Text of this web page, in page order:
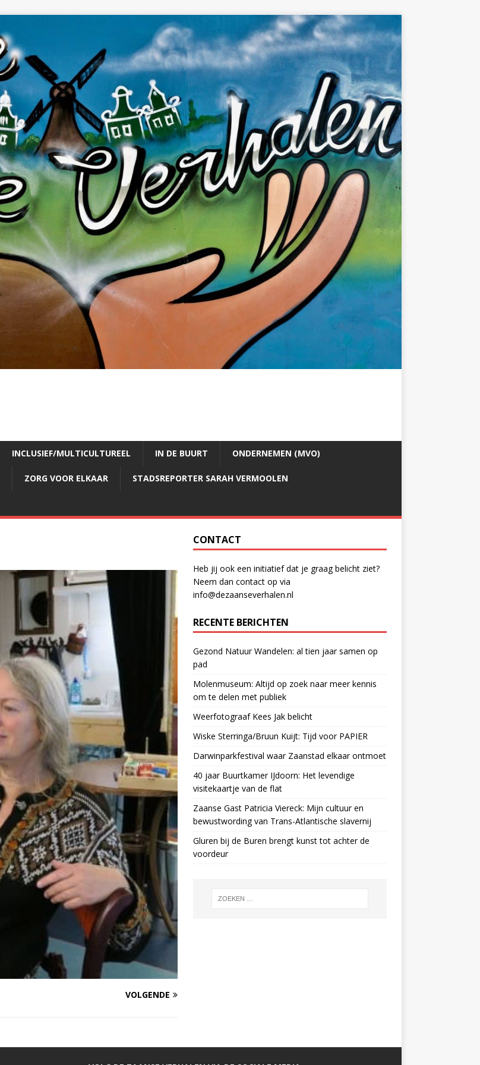
INCLUSIEF/MULTICULTUREEL IN DE BUURT ONDERNEMEN (MVO)
ZORG VOOR ELKAAR STADSREPORTER SARAH VERMOOLEN
VOLGENDE
CONTACT
Heb jij ook een initiatief dat je graag belicht ziet?
Neem dan contact op via
info@dezaanseverhalen.nl
RECENTE BERICHTEN
Gezond Natuur Wandelen: al tien jaar samen op
pad
Molenmuseum: Altijd op zoek naar meer kennis
om te delen met publiek
Weerfotograaf Kees Jak belicht
Wiske Sterringa/Bruun Kuijt: Tijd voor PAPIER
Darwinparkfestival waar Zaanstad elkaar ontmoet
40 jaar Buurtkamer IJdoorn: Het levendige
visitekaartje van de flat
Zaanse Gast Patricia Viereck: Mijn cultuur en
bewustwording van Trans-Atlantische slavernij
Gluren bij de Buren brengt kunst tot achter de
voordeur